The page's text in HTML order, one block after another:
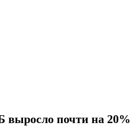
выросло почти на 20%